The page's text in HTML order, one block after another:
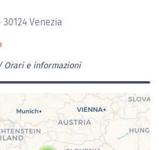
Venezia
Orari e informazioni